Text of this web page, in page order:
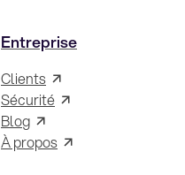
Entreprise
Clients
Sécurité
Blog
À propos